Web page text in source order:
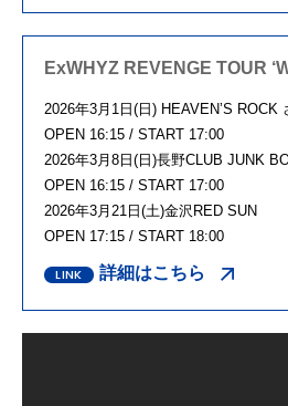
ExWHYZ REVENGE TOUR
2026年3月1日(日) HEAVEN’S ROCK
OPEN 16:15 / START 17:00
2026年3月8日(日)長野CLUB JUNK
OPEN 16:15 / START 17:00
2026年3月21日(土)金沢RED SUN
OPEN 17:15 / START 18:00
詳細はこちら